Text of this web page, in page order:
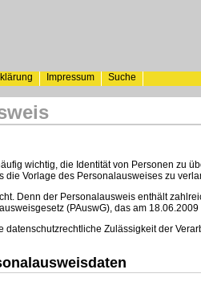
Impressum
Suche
wichtig, die Identität von Personen zu
die Vorlage des Personalausweises zu
Denn der Personalausweis enthält
(PAuswG), das am
datenschutzrechtliche Zulässigkeit der